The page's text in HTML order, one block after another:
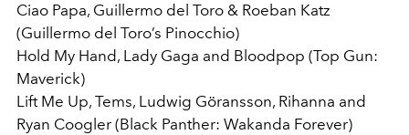
Ciao Papa, Guillermo del Toro & Roeban Katz
(Guillermo del Toro’s Pinocchio)
Hold My Hand, Lady Gaga and Bloodpop (Top Gun:
Maverick)
Lift Me Up, Tems, Ludwig Göransson, Rihanna and
Ryan Coogler (Black Panther: Wakanda Forever)